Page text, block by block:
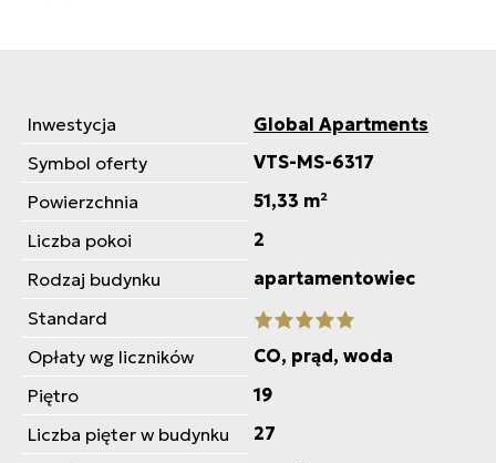
Inwestycja
Global Apartments
Symbol oferty
VTS-MS-6317
Powierzchnia
51,33 m²
Liczba pokoi
2
Rodzaj budynku
apartamentowiec
Standard
Opłaty wg liczników
CO, prąd, woda
Piętro
19
Liczba pięter w budynku
27